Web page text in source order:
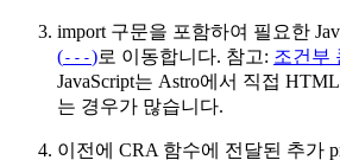
import 구문을 포함하여 필요한
(---)로 이동합니다. 참고: 조건부
JavaScript는 Astro에서 직접
는 경우가 많습니다.
이전에 CRA 함수에 전달된 추가